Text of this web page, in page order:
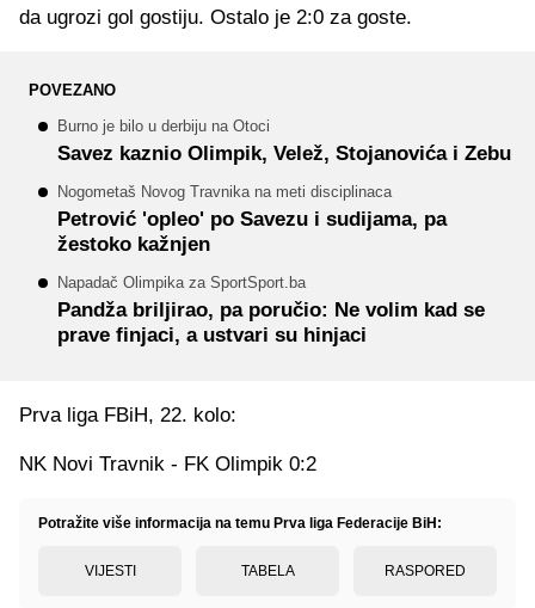
da ugrozi gol gostiju. Ostalo je 2:0 za goste.
POVEZANO
Burno je bilo u derbiju na Otoci
Savez kaznio Olimpik, Velež, Stojanovića i Zebu
Nogometaš Novog Travnika na meti disciplinaca
Petrović 'opleo' po Savezu i sudijama, pa
žestoko kažnjen
Napadač Olimpika za SportSport.ba
Pandža briljirao, pa poručio: Ne volim kad se
prave finjaci, a ustvari su hinjaci
Prva liga FBiH, 22. kolo:
NK Novi Travnik - FK Olimpik 0:2
Potražite više informacija na temu Prva liga Federacije BiH:
VIJESTI TABELA RASPORED